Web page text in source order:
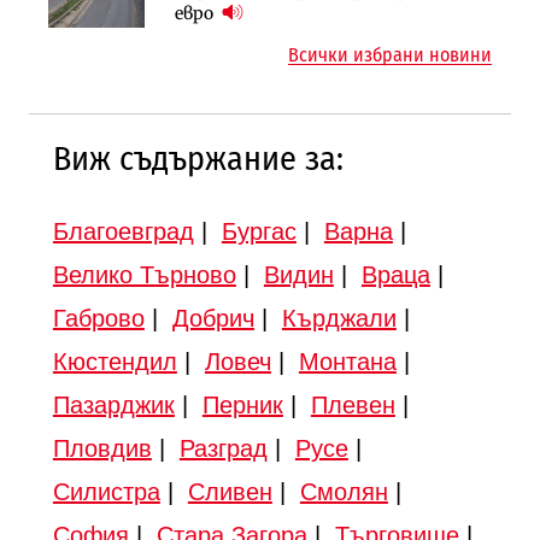
евро
Шест кандидата с интерес към
магистрала „Черно море“
Всички избрани новини
Виж съдържание за:
Благоевград Бургас| Варна|
Велико Търново| Видин Враца|
Габрово| Добрич Кърджали
Кюстендил
Ловеч Монтана|
Пазарджик| Перник| Плевен
Пловдив
Разград Русе|
Силистра| Сливен Смолян